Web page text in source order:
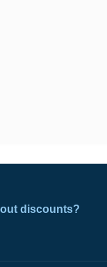
discounts?